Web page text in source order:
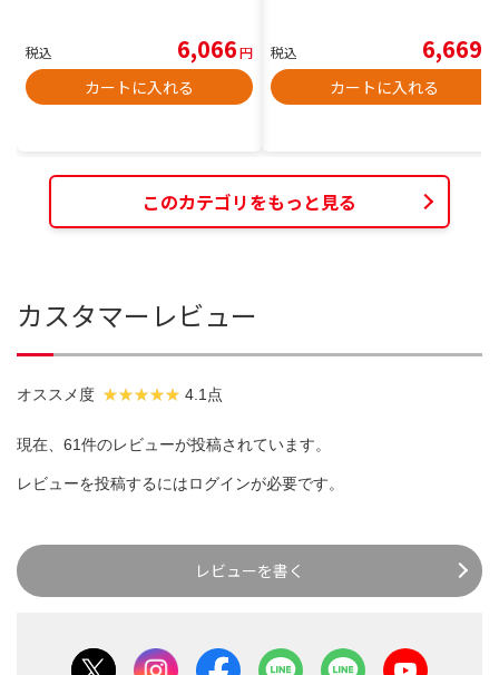
税込 6,066円
カートに入れる
税込 6,669
カートに入れる
このカテゴリをもっと見る
カスタマーレビュー
オススメ度 4.1点
現在、61件のレビューが投稿されています。
レビューを投稿するにはログインが必要です。
レビューを書く